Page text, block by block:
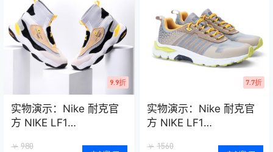
9.9折
实物演示：Nike 耐克官
方 NIKE LF1
￥ 980
7.7折
实物演示：Nike 耐克官
方 NIKE LF1
￥ 1560